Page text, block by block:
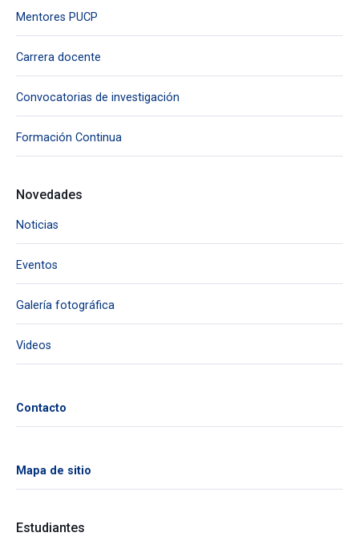
Mentores PUCP
Carrera docente
Convocatorias de investigación
Formación Continua
Novedades
Noticias
Eventos
Galería fotográfica
Videos
Contacto
Mapa de sitio
Estudiantes